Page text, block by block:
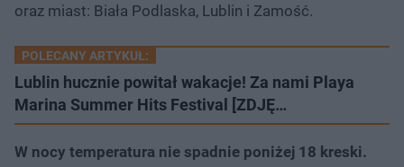
oraz miast: Biała Podlaska, Lublin i Zamość.
POLECANY ARTYKUŁ:
Lublin hucznie powitał wakacje! Za nami Playa
Marina Summer Hits Festival [ZDJĘ…
W nocy temperatura nie spadnie poniżej 18 kreski.